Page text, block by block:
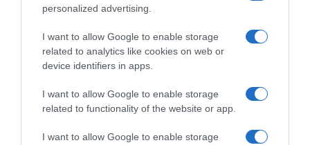
personalized advertising.
I want to allow Google to enable storage
related to analytics like cookies on web or
device identifiers in apps.
I want to allow Google to enable storage
related to functionality of the website or app.
I want to allow Google to enable storage